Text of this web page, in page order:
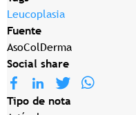
Leucoplasia
Fuente
AsoColDerma
Social share
Tipo de nota